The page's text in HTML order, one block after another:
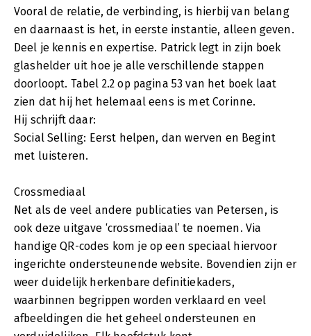
Vooral de relatie, de verbinding, is hierbij van belang
en daarnaast is het, in eerste instantie, alleen geven.
Deel je kennis en expertise. Patrick legt in zijn boek
glashelder uit hoe je alle verschillende stappen
doorloopt. Tabel 2.2 op pagina 53 van het boek laat
zien dat hij het helemaal eens is met Corinne.
Hij schrijft daar:
Social Selling: Eerst helpen, dan werven en Begint
met luisteren.
Crossmediaal
Net als de veel andere publicaties van Petersen, is
ook deze uitgave ‘crossmediaal’ te noemen. Via
handige QR-codes kom je op een speciaal hiervoor
ingerichte ondersteunende website. Bovendien zijn er
weer duidelijk herkenbare definitiekaders,
waarbinnen begrippen worden verklaard en veel
afbeeldingen die het geheel ondersteunen en